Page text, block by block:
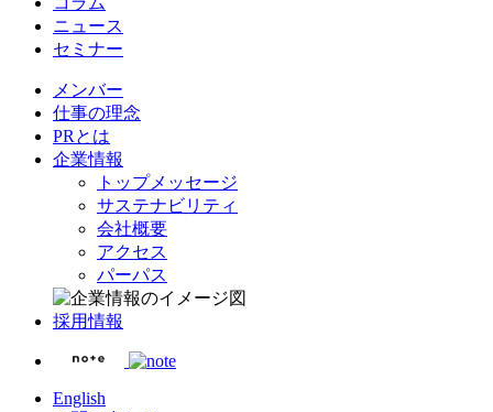
ニュース
セミナー
メンバー
仕事の理念
PRとは
企業情報
トップメッセージ
サステナビリティ
会社概要
アクセス
パーパス
採用情報
English